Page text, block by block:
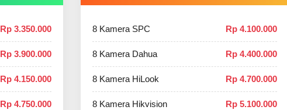
Rp 3.350.000
Rp 3.900.000
Rp 4.150.000
Rp 4.750.000
8 Kamera SPC Rp 4.100.000
8 Kamera Dahua Rp 4.400.000
8 Kamera HiLook Rp 4.700.000
8 Kamera Hikvision Rp 5.100.000